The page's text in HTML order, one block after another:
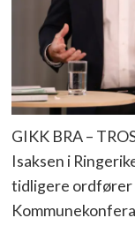
GIKK BRA –
Isaksen i
tidligere ordfører